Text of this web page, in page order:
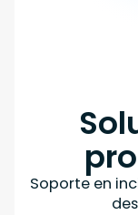
Soporte en